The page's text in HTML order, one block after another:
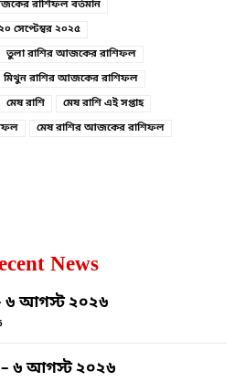
রাশিফল বর্তমান
সেপ্টেম্বর ২০২৫
তুলা রাশির আজকের রাশিফল
মিথুন রাশির আজকের রাশিফল
মেষ রাশি
মেষ রাশি এই সপ্তাহ
মেষ রাশির আজকের রাশিফল
News
৬ আগস্ট ২০২৬
৬ আগস্ট ২০২৬